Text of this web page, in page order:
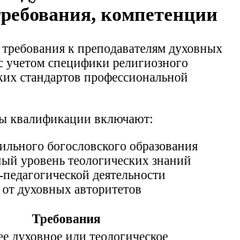
компетенции
к преподавателям духовных
специфики религиозного
стандартов профессиональной
квалификации включают:
богословского образования
уровень теологических знаний
деятельности
духовных авторитетов
Требования
духовное или теологическое